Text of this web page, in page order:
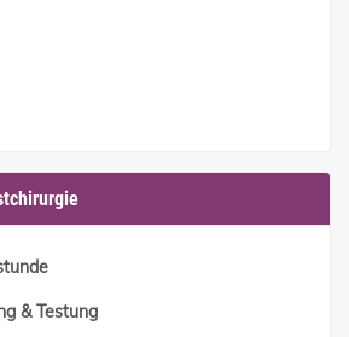
& Testung